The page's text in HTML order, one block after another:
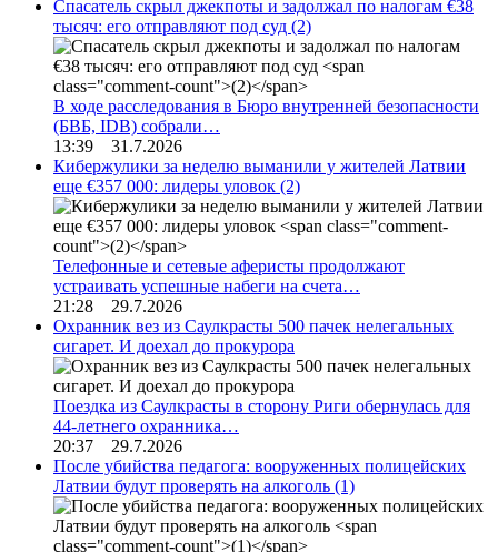
Спасатель скрыл джекпоты и задолжал по налогам €38
тысяч: его отправляют под суд (2)
В ходе расследования в Бюро внутренней безопасности
(БВБ, IDB) собрали…
13:39 31.7.2026
Кибержулики за неделю выманили у жителей Латвии
еще €357 000: лидеры уловок (2)
Телефонные и сетевые аферисты продолжают
устраивать успешные набеги на счета…
21:28 29.7.2026
Охранник вез из Саулкрасты 500 пачек нелегальных
сигарет. И доехал до прокурора
Поездка из Саулкрасты в сторону Риги обернулась для
44-летнего охранника…
20:37 29.7.2026
После убийства педагога: вооруженных полицейских
Латвии будут проверять на алкоголь (1)